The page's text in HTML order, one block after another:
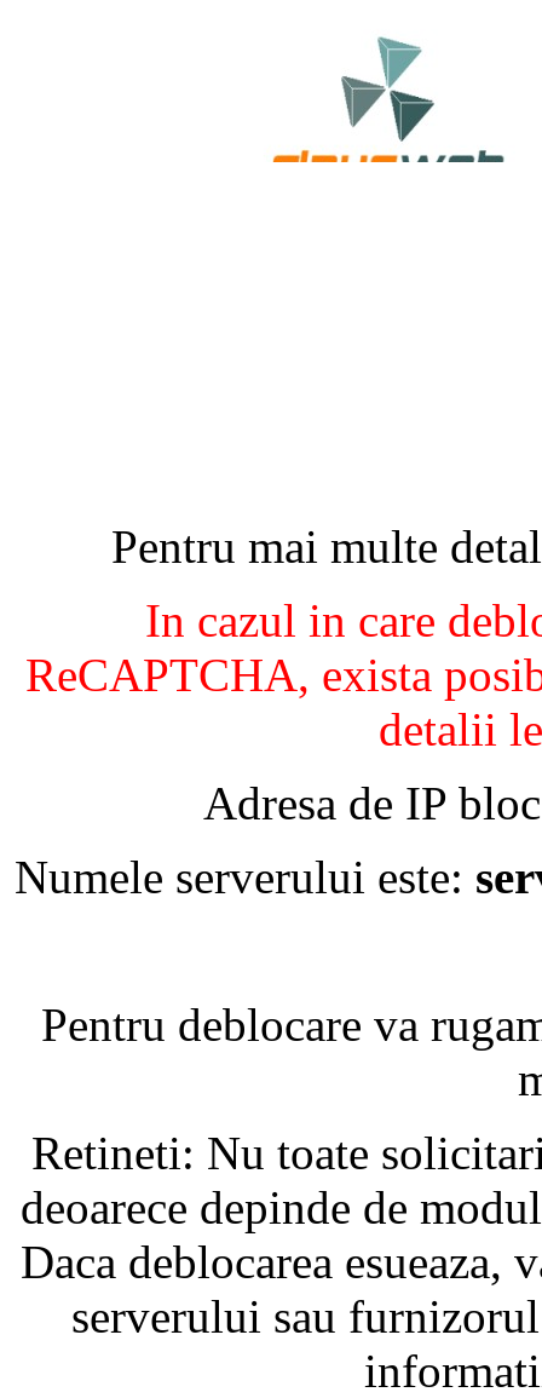
Pentru mai multe
In cazul in care
ReCAPTCHA, exista
detalii
Adresa de IP
Numele serverului este:
Pentru deblocare va
Retineti: Nu toate
deoarece depinde de
Daca deblocarea
serverului sau